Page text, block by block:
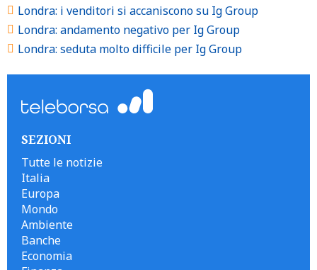
Londra: i venditori si accaniscono su Ig Group
Londra: andamento negativo per Ig Group
Londra: seduta molto difficile per Ig Group
SEZIONI
Tutte le notizie
Italia
Europa
Mondo
Ambiente
Banche
Economia